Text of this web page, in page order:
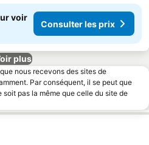
voir
Consulter les prix
plus
nous recevons des sites de
Par conséquent, il se peut que
soit pas la même que celle du site de